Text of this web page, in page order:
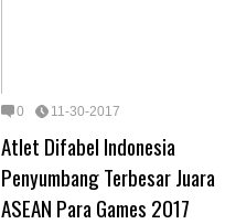
0 11-30-2017
Atlet Difabel Indonesia
Penyumbang Terbesar Juara
ASEAN Para Games 2017